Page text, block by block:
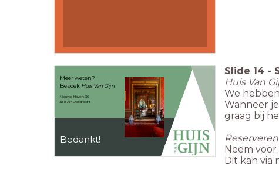
Bedankt!
Meer weten?
Bezoek Huis Van Gijn
Nieuwe Haven 30
3311 AP Dordrecht
Slide 14 -
Huis Van
We
Wanneer
graag bij
Neem
Dit kan via